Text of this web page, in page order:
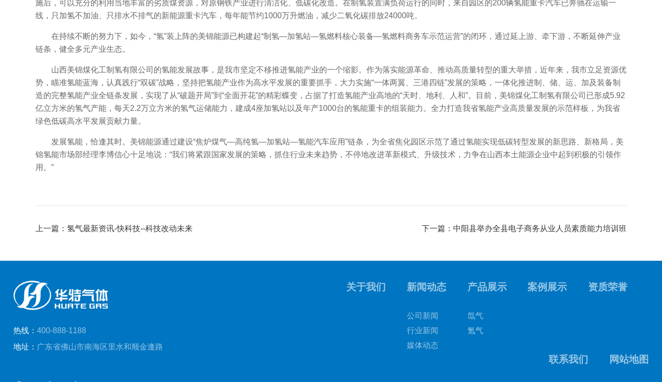
施后，可以充分的利用当地丰富的劣质煤资源，对原钢铁产业进行清洁化、低碳化改造。在制氢装置满负荷运行的同时，来自园区的200辆氢能重卡汽车已奔驰在运输一
线，只加氢不加油、只排水不排气的新能源重卡汽车，每年能节约1000万升燃油，减少二氧化碳排放24000吨。
在持续不断的努力下，如今，“氢”装上阵的美锦能源已构建起“制氢—加氢站—氢燃料核心装备—氢燃料商务车示范运营”的闭环，通过延上游、牵下游，不断延伸产业
链条，健全多元产业生态。
山西美锦煤化工制氢有限公司的氢能发展故事，是我市坚定不移推进氢能产业的一个缩影。作为落实能源革命、推动高质量转型的重大举措，近年来，我市立足资源优
势，瞄准氢能蓝海，认真践行“双碳”战略，坚持把氢能产业作为高水平发展的重要抓手，大力实施“一体两翼、三港四链”发展的策略，一体化推进制、储、运、加及装备制
造的完整氢能产业全链条发展，实现了从“破题开局”到“全面开花”的精彩蝶变，占据了打造氢能产业高地的“天时、地利、人和”。目前，美锦煤化工制氢有限公司已形成5.92
亿立方米的氢气产能，每天2.2万立方米的氢气运储能力，建成4座加氢站以及年产1000台的氢能重卡的组装能力。全力打造我省氢能产业高质量发展的示范样板，为我省
绿色低碳高水平发展贡献力量。
发展氢能，恰逢其时。美锦能源通过建设“焦炉煤气—高纯氢—加氢站—氢能汽车应用”链条，为全省焦化园区示范了通过氢能实现低碳转型发展的新思路、新格局，美
锦氢能市场部经理李博信心十足地说：“我们将紧跟国家发展的策略，抓住行业未来趋势，不停地改进革新模式、升级技术，力争在山西本土能源企业中起到积极的引领作
用。”
上一篇：氢气最新资讯-快科技--科技改动未来 下一篇：中阳县举办全县电子商务从业人员素质能力培训班
关于我们 新闻动态
公司新闻
行业新闻
媒体动态
产品展示
氙气
氪气
案例展示 资质荣誉
联系我们 网站地图
热线： 400-888-1188
地址： 广东省佛山市南海区里水和顺金逢路